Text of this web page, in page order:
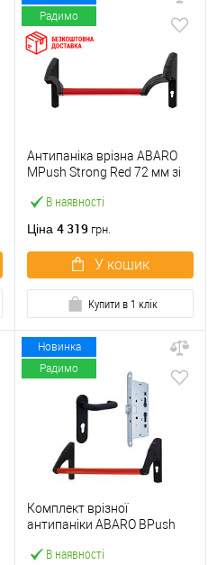
Радимо
В наявності
Антипаніка врізна ABARO
МPush Strong Red 72 мм зі
Ціна 4 319 грн.
У кошик
Купити в 1 клік
Новинка
Радимо
В наявності
Комплект врізної
антипаніки ABARO BPush
червоний із замком та